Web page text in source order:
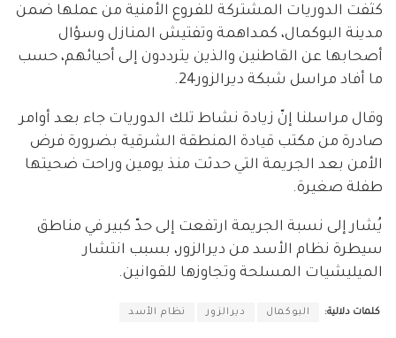
كثفت الدوريات المشتركة للفروع الأمنية من عملها ضمن
مدينة البوكمال، كمداهمة وتفتيش المنازل وسؤال
أصحابها عن القاطنين والذين يترددون إلى أحيائهم، حسب
ما أفاد مراسل شبكة ديرالزور24.
وقال مراسلنا إنّ زيادة نشاط تلك الدوريات جاء بعد أوامر
صادرة من مكتب قيادة المنطقة الشرقية بضرورة فرض
الأمن بعد الجريمة التي حدثت منذ يومين وراحت ضحيتها
طفلة صغيرة.
يُشار إلى نسبة الجريمة ارتفعت إلى حدّ كبير في مناطق
سيطرة نظام الأسد من ديرالزور، بسبب انتشار
الميليشيات المسلحة وتجاوزها للقوانين.
كلمات دلالية: البوكمال ديرالزور نظام الأسد